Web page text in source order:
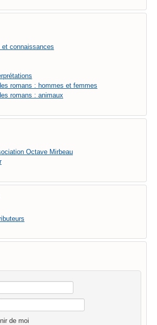
connaissances
romans : hommes et femmes
romans : animaux
Octave Mirbeau
de moi